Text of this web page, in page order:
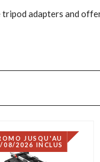
adapters and
JUSQU'AU
08/2026 INCLUS